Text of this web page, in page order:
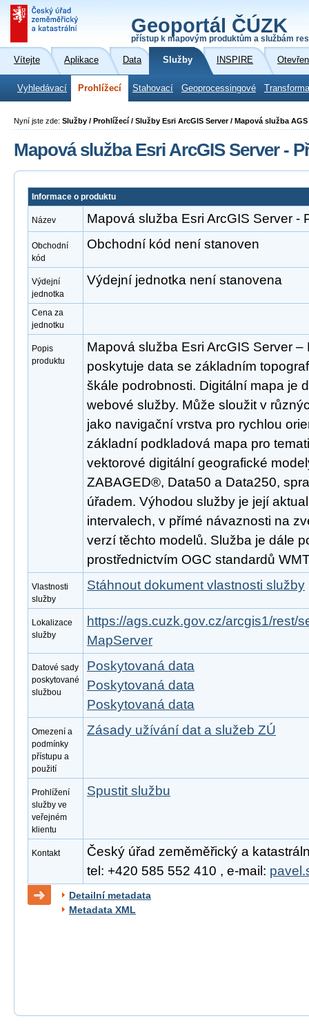
Geoportál ČÚZK
přístup k mapovým produktům a službám
Vítejte Aplikace Data Služby INSPIRE
Vyhledávací Prohlížecí Stahovací Geoprocessingové
Nyní jste zde: Služby / Prohlížecí / Služby Esri ArcGIS Server / Mapová služba
Mapová služba Esri ArcGIS Server -
Informace o produktu
Název Mapová služba Esri ArcGIS Server -
Obchodní
kód
Obchodní kód není stanoven
Výdejní
jednotka
Výdejní jednotka není stanovena
Cena za
jednotku
Popis
produktu
Mapová služba Esri ArcGIS Server
poskytuje data se základním
škále podrobnosti. Digitální mapa je
webové služby. Může sloužit v
jako navigační vrstva pro rychlou
základní podkladová mapa pro
vektorové digitální geografické
ZABAGED®, Data50 a Data250,
úřadem. Výhodou služby je její
intervalech, v přímé návaznosti na
verzí těchto modelů. Služba je dále
prostřednictvím OGC standardů
Vlastnosti
služby
Stáhnout dokument vlastnosti služby
Lokalizace
služby
https://ags.cuzk.gov.cz/arcgis1/rest/
MapServer
Datové sady
poskytované
službou
Poskytovaná data
Poskytovaná data
Poskytovaná data
Omezení a
podmínky
přístupu a
použití
Zásady užívání dat a služeb ZÚ
Prohlížení
služby ve
veřejném
klientu
Spustit službu
Kontakt
Český úřad zeměměřický a
tel: +420 585 552 410 , e-mail:
Detailní metadata
Metadata XML